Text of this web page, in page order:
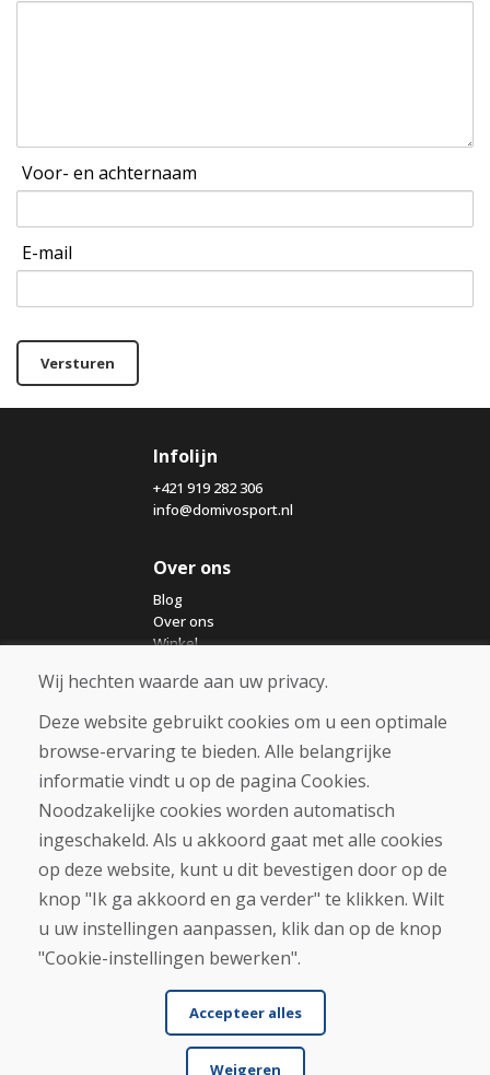
Voor- en achternaam
E-mail
Versturen
Infolijn
+421 919 282 306
info@domivosport.nl
Over ons
Blog
Over ons
Winkel
Aankoop
Eshop
Algemene voorwaarden
Vervoer
Betaling
Klacht
Retourneren en ruilen van goederen
Cookies
Wij hechten waarde aan uw privacy.
Deze website gebruikt cookies om u een optimale
browse-ervaring te bieden. Alle belangrijke
informatie vindt u op de pagina Cookies.
Noodzakelijke cookies worden automatisch
ingeschakeld. Als u akkoord gaat met alle cookies
op deze website, kunt u dit bevestigen door op de
knop "Ik ga akkoord en ga verder" te klikken. Wilt
u uw instellingen aanpassen, klik dan op de knop
"Cookie-instellingen bewerken".
Accepteer alles
Weigeren